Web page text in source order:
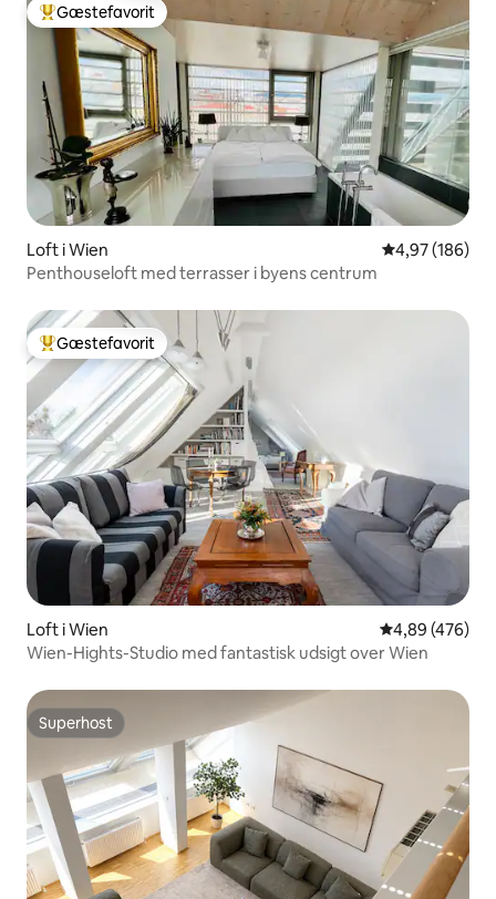
Bedste gæstefavorit
Gæstefavorit
Loft i Wien 4,97 ud af 5 i
4,97 (186)
Penthouseloft med terrasser i byens centrum
Bedste gæstefavorit
Gæstefavorit
Loft i Wien 4,89 ud af 5 i
4,89 (476)
Wien-Hights-Studio med fantastisk udsigt over Wien
Superhost
Superhost